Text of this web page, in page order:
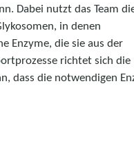
Dabei nutzt das Team
in denen
Enzyme, die sie aus der
richtet sich die
dass die notwendigen